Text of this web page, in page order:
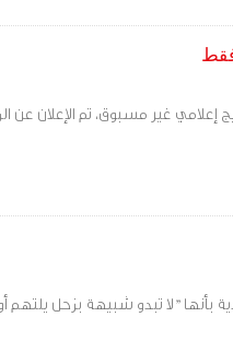
"لا تبدو شبيهة بزحل يلتهم